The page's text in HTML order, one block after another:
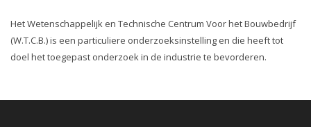
Het Wetenschappelijk en Technische Centrum Voor het Bouwbedrijf
(W.T.C.B.) is een particuliere onderzoeksinstelling en die heeft tot
doel het toegepast onderzoek in de industrie te bevorderen.